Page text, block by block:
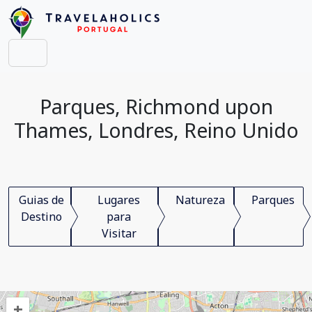
Parques, Richmond upon
Thames, Londres, Reino Unido
Guias de
Destino
Lugares
para
Visitar
Natureza Parques